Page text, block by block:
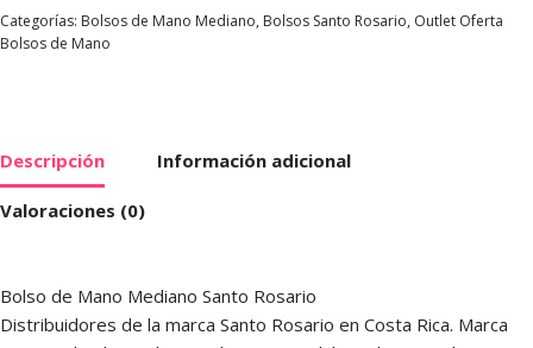
Categorías: Bolsos de Mano Mediano, Bolsos Santo Rosario, Outlet Oferta
Bolsos de Mano
Descripción Información adicional
Valoraciones (0)
Bolso de Mano Mediano Santo Rosario
Distribuidores de la marca Santo Rosario en Costa Rica. Marca